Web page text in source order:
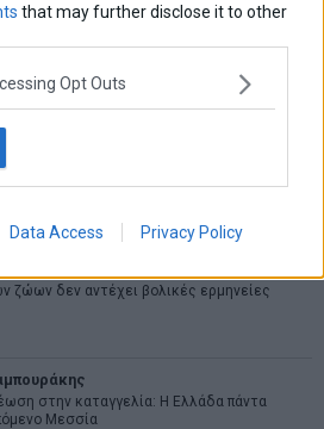
that may further disclose it to other
Opt Outs
Data Access Privacy Policy
ζώων δεν αντέχει βολικές ερμηνείες
στην καταγγελία: Η Ελλάδα πάντα
Μεσσία